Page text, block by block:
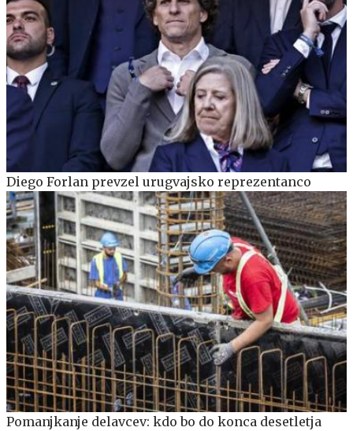
Diego Forlan prevzel urugvajsko reprezentanco
Pomanjkanje delavcev: kdo bo do konca desetletja